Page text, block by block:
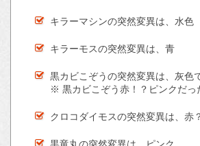
キラーマシンの突然変異は、水色
キラーモスの突然変異は、青
黒カビこぞうの突然変異は、灰色
※ 黒カビこぞう赤！？ピンクだっ
クロコダイモスの突然変異は、赤
黒竜丸の突然変異は、ピンク